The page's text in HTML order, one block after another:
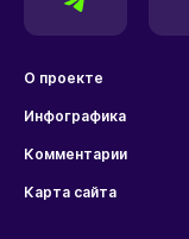
О проекте
Инфографика
Комментарии
Карта сайта